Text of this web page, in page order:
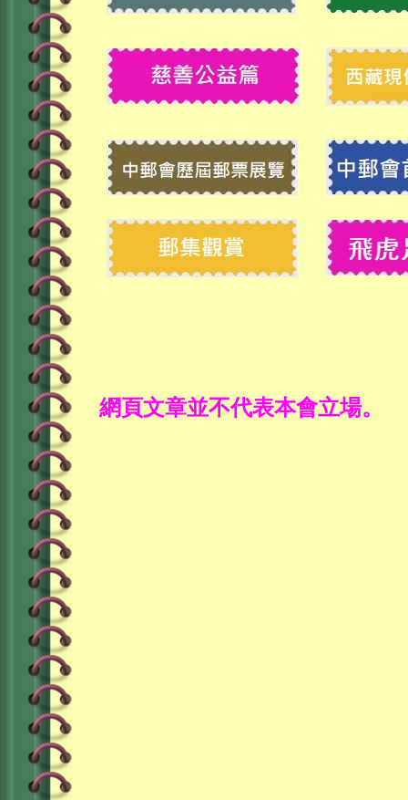
網頁文章並不代表本會立場。